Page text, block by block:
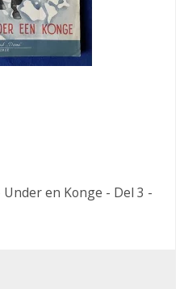
en Konge - Del 3 -